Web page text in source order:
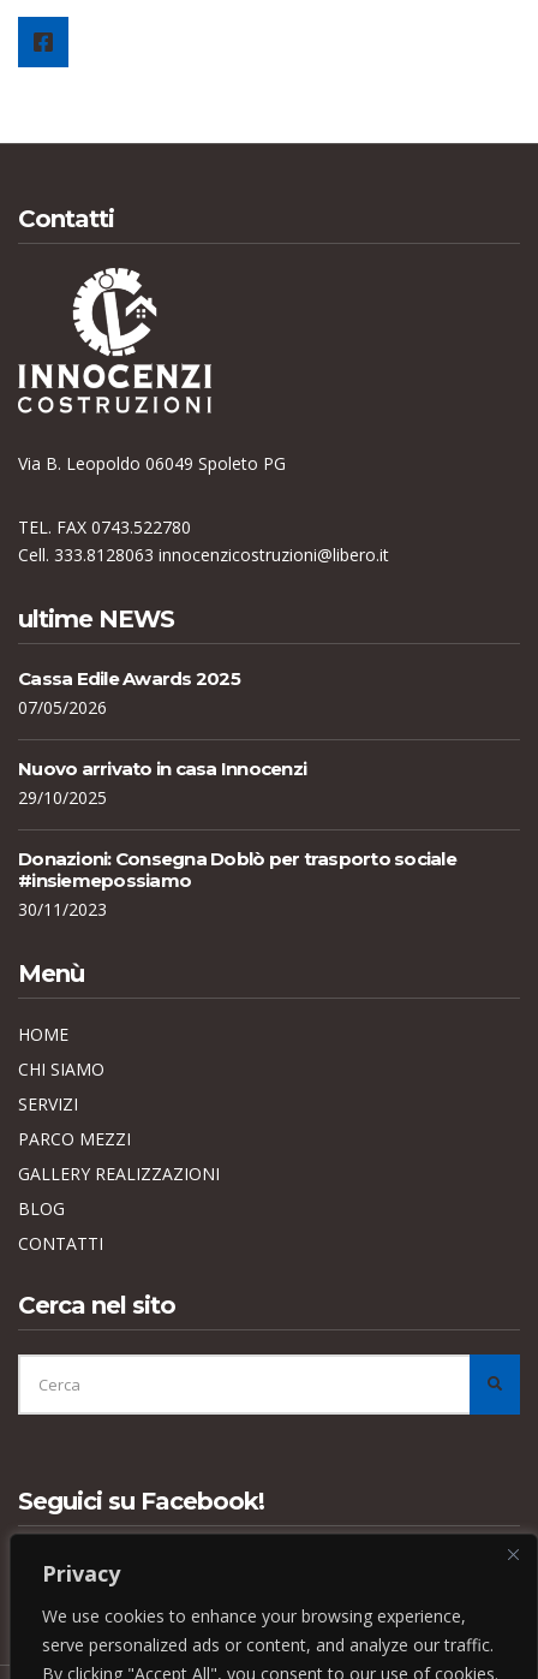
Privacy
We use cookies to enhance your browsing experience,
serve personalized ads or content, and analyze our traffic.
By clicking "Accept All", you consent to our use of cookies.
Contatti
Via B. Leopoldo 06049 Spoleto PG
TEL. FAX 0743.522780
Cell. 333.8128063 innocenzicostruzioni@libero.it
ultime NEWS
Cassa Edile Awards 2025
07/05/2026
Nuovo arrivato in casa Innocenzi
29/10/2025
Donazioni: Consegna Doblò per trasporto sociale
#insiemepossiamo
30/11/2023
Menù
HOME
CHI SIAMO
SERVIZI
PARCO MEZZI
GALLERY REALIZZAZIONI
BLOG
CONTATTI
Cerca nel sito
CERCA
PER:
Seguici su Facebook!